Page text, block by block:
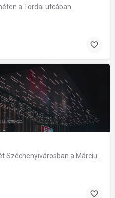
a Tordai utcában.